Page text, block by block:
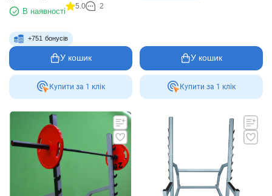
зі страховими упорами
В наявності
5.0 2
+751 бонусів
У кошик
Купити за 1 клiк
У кошик
Купити за 1 клiк